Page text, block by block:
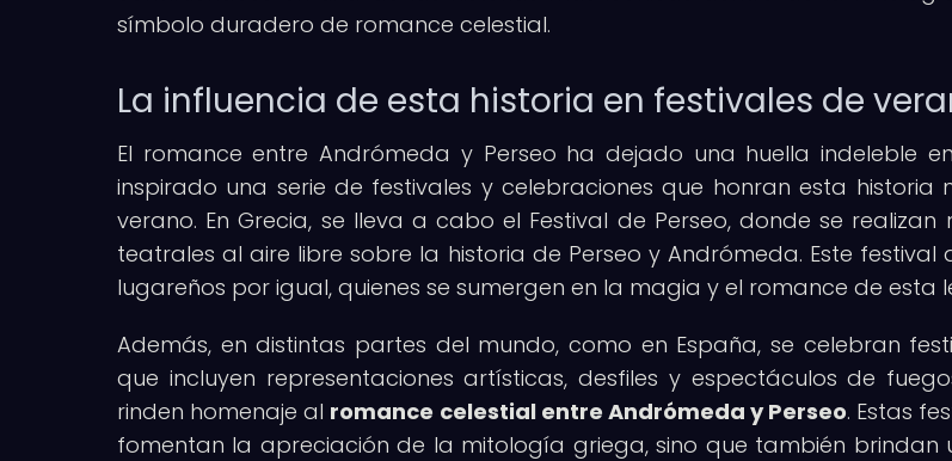
símbolo duradero de romance celestial.
La influencia de esta historia en festivales de
El romance entre Andrómeda y Perseo ha dejado una huella indeleble
inspirado una serie de festivales y celebraciones que honran esta historia
verano. En Grecia, se lleva a cabo el Festival de Perseo, donde se realizan
teatrales al aire libre sobre la historia de Perseo y Andrómeda. Este
lugareños por igual, quienes se sumergen en la magia y el romance de esta
Además, en distintas partes del mundo, como en España, se celebran
que incluyen representaciones artísticas, desfiles y espectáculos de
rinden homenaje al romance celestial entre Andrómeda y Perseo. Estas
fomentan la apreciación de la mitología griega, sino que también brindan